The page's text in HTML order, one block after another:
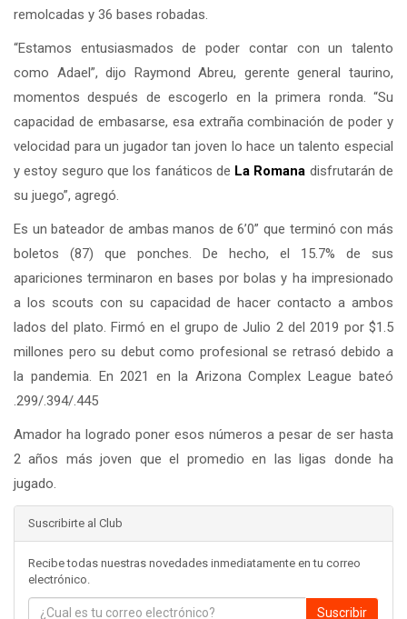
remolcadas y 36 bases robadas.
“Estamos entusiasmados de poder contar con un talento
como Adael”, dijo Raymond Abreu, gerente general taurino,
momentos después de escogerlo en la primera ronda. “Su
capacidad de embasarse, esa extraña combinación de poder y
velocidad para un jugador tan joven lo hace un talento especial
y estoy seguro que los fanáticos de La Romana disfrutarán de
su juego”, agregó.
Es un bateador de ambas manos de 6’0” que terminó con más
boletos (87) que ponches. De hecho, el 15.7% de sus
apariciones terminaron en bases por bolas y ha impresionado
a los scouts con su capacidad de hacer contacto a ambos
lados del plato. Firmó en el grupo de Julio 2 del 2019 por $1.5
millones pero su debut como profesional se retrasó debido a
la pandemia. En 2021 en la Arizona Complex League bateó
.299/.394/.445
Amador ha logrado poner esos números a pesar de ser hasta
2 años más joven que el promedio en las ligas donde ha
jugado.
Suscribirte al Club
Recibe todas nuestras novedades inmediatamente en tu correo
electrónico.
Suscribir